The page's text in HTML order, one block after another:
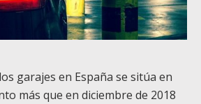
garajes en España se sitúa en
más que en diciembre de 2018